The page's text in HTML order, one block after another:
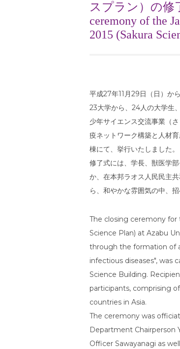
スプラン）の
ceremony of the
2015 (Sakura
平成27年11月29日（日）か
23大学から、24人の大学生
少年サイエンス交流事業（
疫ネットワーク構築と人材
棟にて、挙行いたしました。
修了式には、学長、獣医学
か、在本邦ラオス人民民主
ら、和やかな雰囲気の中、
The closing ceremony for
Science Plan) at Azabu
through the formation of
infectious diseases", was
Science Building.
participants, comprising
countries in Asia.
The ceremony was
Department Chairperson
Officer Sawayanagi as